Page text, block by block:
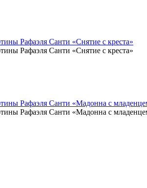
Рафаэля Санти «Снятие с креста»
Рафаэля Санти «Снятие с креста»
Рафаэля Санти «Мадонна с
Рафаэля Санти «Мадонна с